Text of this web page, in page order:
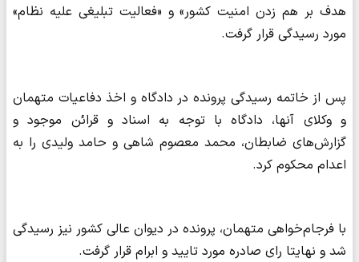
هدف بر هم زدن امنیت کشور» و «فعالیت تبلیغی علیه نظام»
مورد رسیدگی قرار گرفت.
پس از خاتمه رسیدگی پرونده در دادگاه و اخذ دفاعیات متهمان
و وکلای آنها، دادگاه با توجه به اسناد و قرائن موجود و
گزارش‌های ضابطان، محمد معصوم شاهی و حامد ولیدی را به
اعدام محکوم کرد.
با فرجام‌خواهی متهمان، پرونده در دیوان عالی کشور نیز رسیدگی
شد و نهایتا رای صادره مورد تایید و ابرام قرار گرفت.